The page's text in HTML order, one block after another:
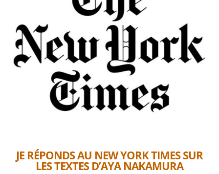
JE RÉPONDS AU NEW YORK TIMES SUR
LES TEXTES D’AYA NAKAMURA